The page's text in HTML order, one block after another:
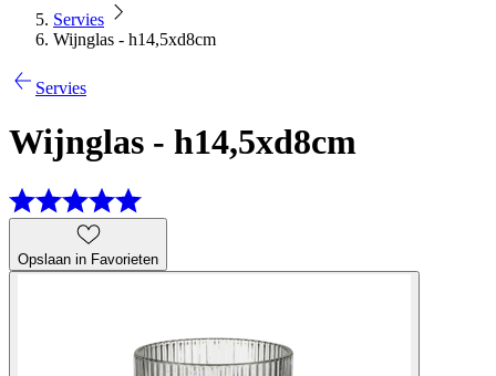
Servies
Wijnglas - h14,5xd8cm
Servies
Wijnglas - h14,5xd8cm
Opslaan in Favorieten